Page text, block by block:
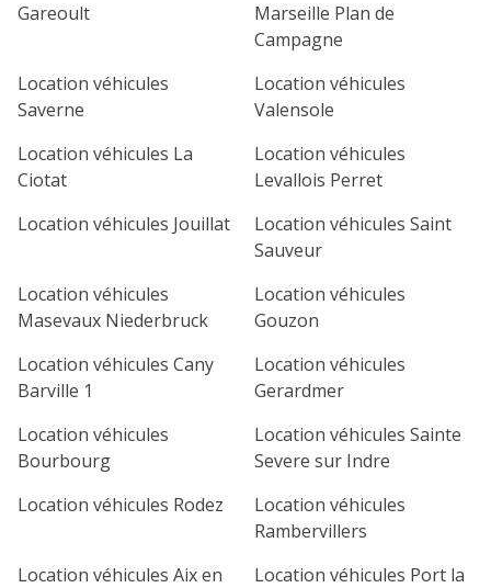
30
Gareoult
Marseille Plan de
Campagne
Location véhicules
Saverne
Location véhicules
Valensole
Location véhicules La
Ciotat
Location véhicules
Levallois Perret
Location véhicules Jouillat
Location véhicules Saint
Sauveur
Location véhicules
Masevaux Niederbruck
Location véhicules
Gouzon
Location véhicules Cany
Barville 1
Location véhicules
Gerardmer
Location véhicules
Bourbourg
Location véhicules Sainte
Severe sur Indre
Location véhicules Rodez
Location véhicules
Rambervillers
Location véhicules Aix en
Location véhicules Port la